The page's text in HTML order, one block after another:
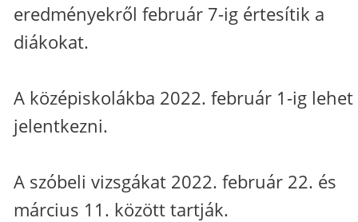
eredményekről február 7-ig értesítik a
diákokat.
A középiskolákba 2022. február 1-ig lehet
jelentkezni.
A szóbeli vizsgákat 2022. február 22. és
március 11. között tartják.